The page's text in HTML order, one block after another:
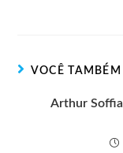
e
VOCÊ TAMBÉM
Arthur